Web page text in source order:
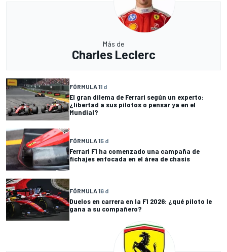
Más de
Charles Leclerc
FÓRMULA 11 d
El gran dilema de Ferrari según un experto:
¿libertad a sus pilotos o pensar ya en el
Mundial?
FÓRMULA 15 d
Ferrari F1 ha comenzado una campaña de
fichajes enfocada en el área de chasis
FÓRMULA 16 d
Duelos en carrera en la F1 2026: ¿qué piloto le
gana a su compañero?